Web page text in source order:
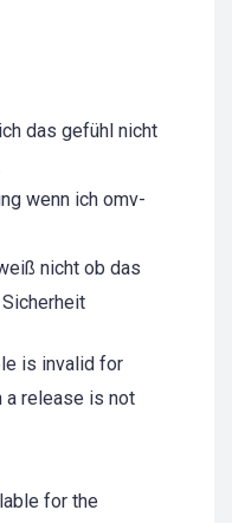
das gefühl nicht
wenn ich omv-
nicht ob das
is invalid for
a release is not
for the